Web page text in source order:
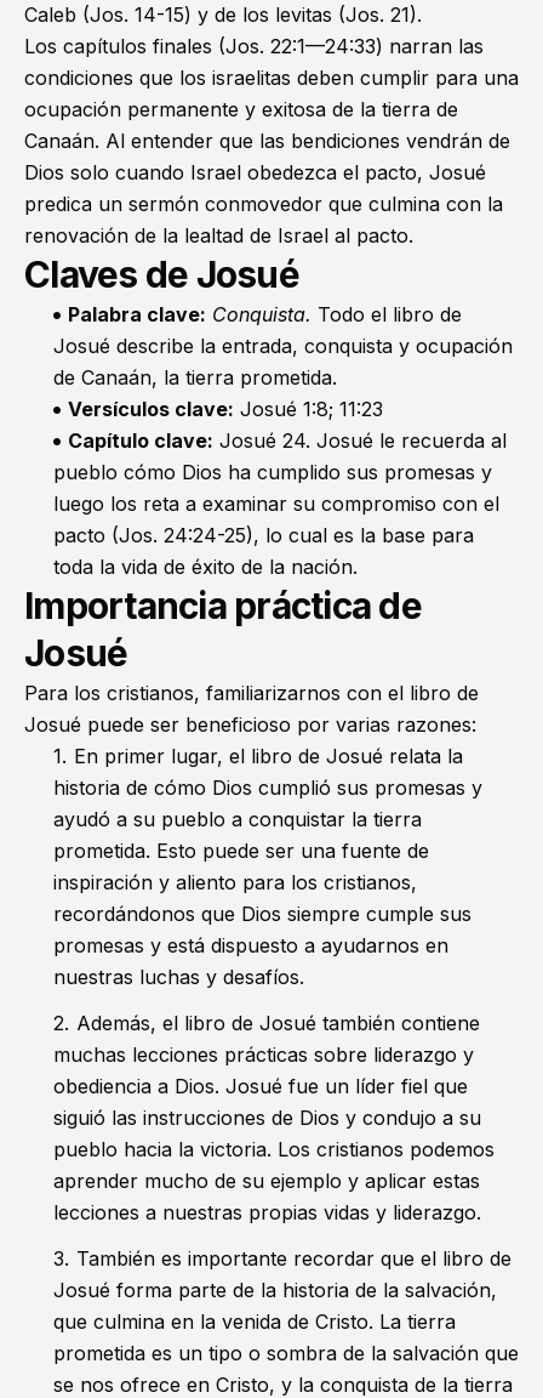
Caleb (Jos. 14-15) y de los levitas (Jos. 21).
Los capítulos finales (Jos. 22:1—24:33) narran las
condiciones que los israelitas deben cumplir para una
ocupación permanente y exitosa de la tierra de
Canaán. Al entender que las bendiciones vendrán de
Dios solo cuando Israel obedezca el pacto, Josué
predica un sermón conmovedor que culmina con la
renovación de la lealtad de Israel al pacto.
Claves de Josué
Palabra clave: Conquista. Todo el libro de
Josué describe la entrada, conquista y ocupación
de Canaán, la tierra prometida.
Versículos clave: Josué 1:8; 11:23
Capítulo clave: Josué 24. Josué le recuerda al
pueblo cómo Dios ha cumplido sus promesas y
luego los reta a examinar su compromiso con el
pacto (Jos. 24:24-25), lo cual es la base para
toda la vida de éxito de la nación.
Importancia práctica de
Josué
Para los cristianos, familiarizarnos con el libro de
Josué puede ser beneficioso por varias razones:
En primer lugar, el libro de Josué relata la
historia de cómo Dios cumplió sus promesas y
ayudó a su pueblo a conquistar la tierra
prometida. Esto puede ser una fuente de
inspiración y aliento para los cristianos,
recordándonos que Dios siempre cumple sus
promesas y está dispuesto a ayudarnos en
nuestras luchas y desafíos.
Además, el libro de Josué también contiene
muchas lecciones prácticas sobre liderazgo y
obediencia a Dios. Josué fue un líder fiel que
siguió las instrucciones de Dios y condujo a su
pueblo hacia la victoria. Los cristianos podemos
aprender mucho de su ejemplo y aplicar estas
lecciones a nuestras propias vidas y liderazgo.
También es importante recordar que el libro de
Josué forma parte de la historia de la salvación,
que culmina en la venida de Cristo. La tierra
prometida es un tipo o sombra de la salvación que
se nos ofrece en Cristo, y la conquista de la tierra